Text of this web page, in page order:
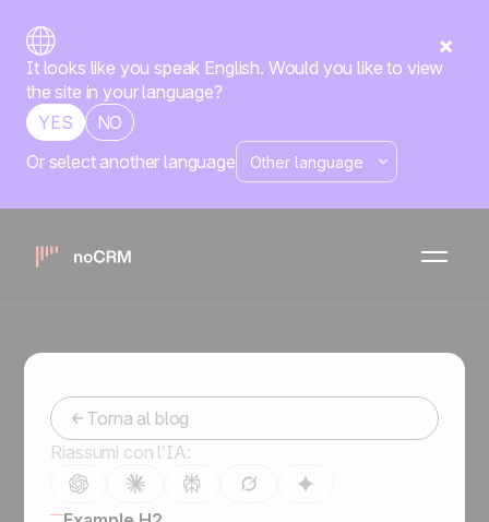
It looks like you speak English. Would you like to view
the site in your language?
YES
NO
Or select another language
Non perdere più nessun
follow-up: pianifica le email
di vendita con noCRM
Torna al blog
Riassumi con l’IA: